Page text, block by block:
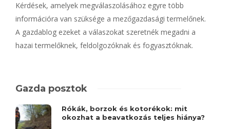
Kérdések, amelyek megválaszolásához egyre több
információra van szüksége a mezőgazdasági termelőnek.
A gazdablog ezeket a válaszokat szeretnék megadni a
hazai termelőknek, feldolgozóknak és fogyasztóknak.
Gazda posztok
Rókák, borzok és kotorékok: mit
okozhat a beavatkozás teljes hiánya?